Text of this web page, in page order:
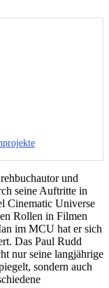
und
seine Auftritte in
Cinematic Universe
Rollen in Filmen
im MCU hat er sich
Das Paul Rudd
nur seine langjährige
sondern auch